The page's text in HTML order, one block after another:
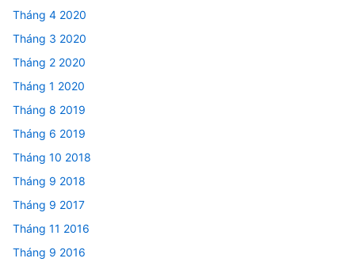
Tháng 4 2020
Tháng 3 2020
Tháng 2 2020
Tháng 1 2020
Tháng 8 2019
Tháng 6 2019
Tháng 10 2018
Tháng 9 2018
Tháng 9 2017
Tháng 11 2016
Tháng 9 2016